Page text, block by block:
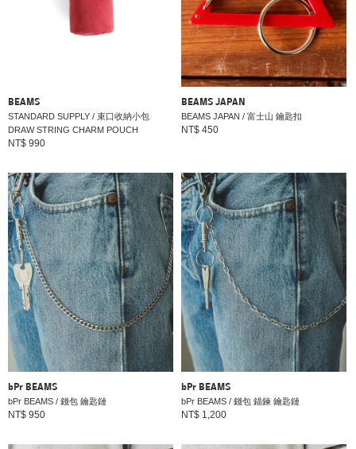
BEAMS
STANDARD SUPPLY / 束口收納小包
DRAW STRING CHARM POUCH
NT$ 990
BEAMS JAPAN
BEAMS JAPAN / 富士山 鑰匙扣
NT$ 450
bPr BEAMS
bPr BEAMS / 錢包 鑰匙鏈
NT$ 950
bPr BEAMS
bPr BEAMS / 錢包 錨鍊 鑰匙鏈
NT$ 1,200